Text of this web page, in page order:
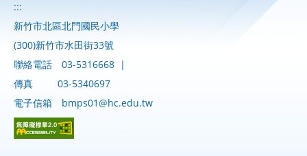
:::
新竹市北區北門國民小學
(300)新竹市水田街33號
聯絡電話
03-5316668 |
傳真
03-5340697
電子信箱
bmps01@hc.edu.tw